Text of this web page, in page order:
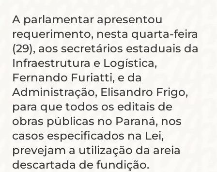
A parlamentar apresentou
requerimento, nesta quarta-feira
(29), aos secretários estaduais da
Infraestrutura e Logística,
Fernando Furiatti, e da
Administração, Elisandro Frigo,
para que todos os editais de
obras públicas no Paraná, nos
casos especificados na Lei,
prevejam a utilização da areia
descartada de fundição.